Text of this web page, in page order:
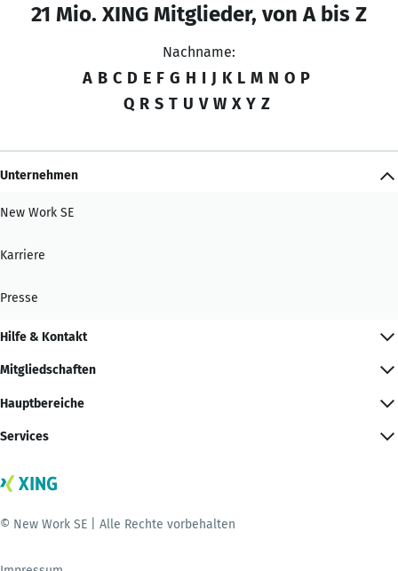
21 Mio. XING Mitglieder, von A bis Z
Nachname:
A B C D E F G H I J K L M N O P
Q R S T U V W X Y Z
Unternehmen
New Work SE
Karriere
Presse
Hilfe & Kontakt
Mitgliedschaften
Hauptbereiche
Services
© New Work SE | Alle Rechte vorbehalten